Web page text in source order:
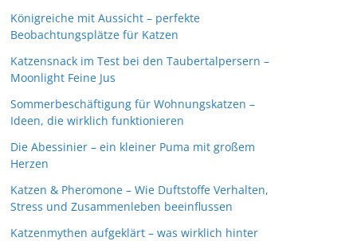
Königreiche mit Aussicht – perfekte
Beobachtungsplätze für Katzen
Katzensnack im Test bei den Taubertalpersern –
Moonlight Feine Jus
Sommerbeschäftigung für Wohnungskatzen –
Ideen, die wirklich funktionieren
Die Abessinier – ein kleiner Puma mit großem
Herzen
Katzen & Pheromone – Wie Duftstoffe Verhalten,
Stress und Zusammenleben beeinflussen
Katzenmythen aufgeklärt – was wirklich hinter